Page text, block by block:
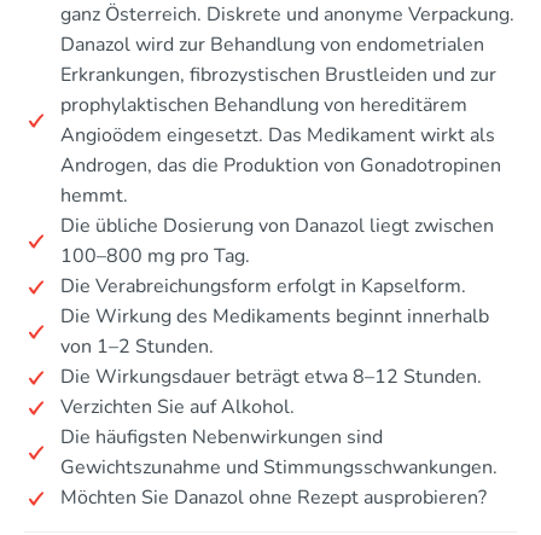
ganz Österreich. Diskrete und anonyme Verpackung.
Danazol wird zur Behandlung von endometrialen
Erkrankungen, fibrozystischen Brustleiden und zur
prophylaktischen Behandlung von hereditärem
Angioödem eingesetzt. Das Medikament wirkt als
Androgen, das die Produktion von Gonadotropinen
hemmt.
Die übliche Dosierung von Danazol liegt zwischen
100–800 mg pro Tag.
Die Verabreichungsform erfolgt in Kapselform.
Die Wirkung des Medikaments beginnt innerhalb
von 1–2 Stunden.
Die Wirkungsdauer beträgt etwa 8–12 Stunden.
Verzichten Sie auf Alkohol.
Die häufigsten Nebenwirkungen sind
Gewichtszunahme und Stimmungsschwankungen.
Möchten Sie Danazol ohne Rezept ausprobieren?